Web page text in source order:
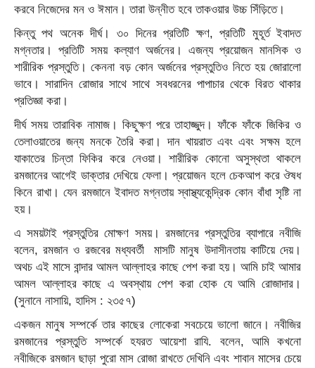
করবে নিজেদের মন ও ঈমান। তারা উন্নীত হবে তাকওয়ার উচ্চ সিঁড়িতে।
কিন্তু পথ অনেক দীর্ঘ। ৩০ দিনের প্রতিটি ক্ষণ, প্রতিটি মুহূর্ত ইবাদত
মগ্নতার। প্রতিটি সময় কল্যাণ অর্জনের। এজন্য প্রয়োজন মানসিক ও
শারীরিক প্রস্তুতি। কেননা বড় কোন অর্জনের প্রস্তুতিও নিতে হয় জোরালো
ভাবে। সারাদিন রোজার সাথে সাথে সবধরনের পাপাচার থেকে বিরত থাকার
প্রতিজ্ঞা করা।
দীর্ঘ সময় তারাবিক নামাজ। কিছুক্ষণ পরে তাহাজ্জুদ। ফাঁকে ফাঁকে জিকির ও
তেলাওয়াতের জন্য মনকে তৈরি করা। দান খায়রাত এবং এবং সক্ষম হলে
যাকাতের চিন্তা ফিকির করে নেওয়া। শারীরিক কোনো অসুস্থতা থাকলে
রমজানের আগেই ডাক্তার দেখিয়ে ফেলা। প্রয়োজন হলে চেকআপ করে ঔষধ
কিনে রাখা। যেন রমজানে ইবাদত মগ্নতায় স্বাস্থ্যকেন্দ্রিক কোন বাঁধা সৃষ্টি না
হয়।
এ সময়টাই প্রস্তুতির মোক্ষণ সময়। রমজানের প্রস্তুতির ব্যাপারে নবীজি
বলেন, রমজান ও রজবের মধ্যবর্তী মাসটি মানুষ উদাসীনতায় কাটিয়ে দেয়।
অথচ এই মাসে বান্দার আমল আল্লাহর কাছে পেশ করা হয়। আমি চাই আমার
আমল আল্লাহর কাছে এ অবস্থায় পেশ করা হোক যে আমি রোজাদার।
(সুনানে নাসায়ি, হাদিস : ২৩৫৭)
একজন মানুষ সম্পর্কে তার কাছের লোকেরা সবচেয়ে ভালো জানে। নবীজির
রমজানের প্রস্তুতি সম্পর্কে হযরত আয়েশা রাযি. বলেন, আমি কখনো
নবীজিকে রমজান ছাড়া পুরো মাস রোজা রাখতে দেখিনি এবং শাবান মাসের চেয়ে